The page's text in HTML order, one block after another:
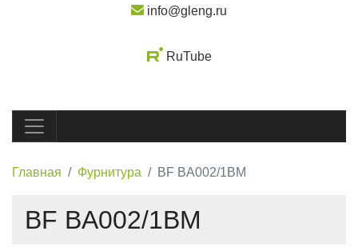
info@gleng.ru
RuTube
Главная Фурнитура BF BA002/1BM
BF BA002/1BM